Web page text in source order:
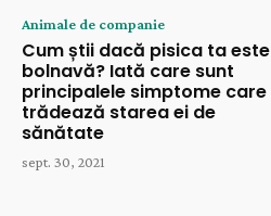
Animale de companie
Cum știi dacă pisica ta este
bolnavă? Iată care sunt
principalele simptome care
trădează starea ei de
sănătate
sept. 30, 2021